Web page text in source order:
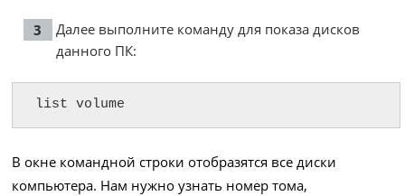
Далее выполните команду для показа дисков
данного ПК:
list volume
В окне командной строки отобразятся все диски
компьютера. Нам нужно узнать номер тома,